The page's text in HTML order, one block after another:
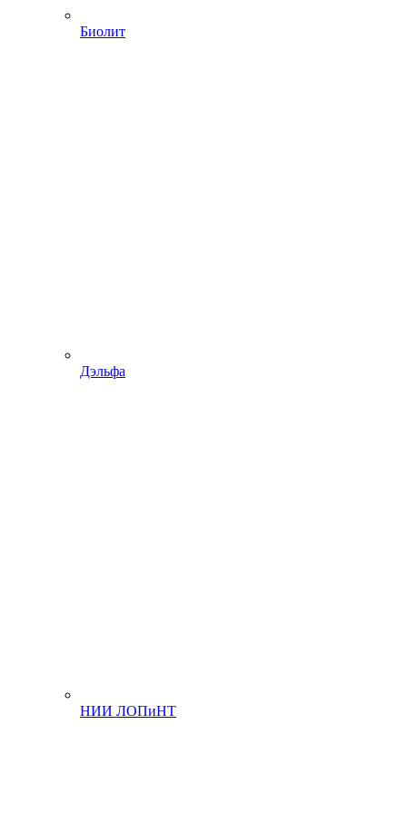
Биолит
Дэльфа
НИИ ЛОПиНТ